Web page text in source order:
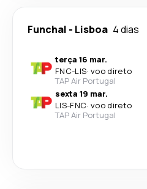
Funchal - Lisboa 4 dias
terça 16 mar.
FNC-LIS· voo direto
TAP Air Portugal
sexta 19 mar.
LIS-FNC· voo direto
TAP Air Portugal